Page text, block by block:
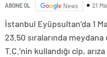
ABONE OL News 21
İstanbul Eyüpsultan’da 1
23.50 sıralarında
T.C.’nin kullandığı cip,